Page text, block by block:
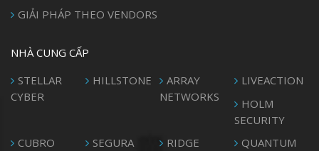
GIẢI PHÁP THEO VENDORS
NHÀ CUNG CẤP
STELLAR
CYBER
HILLSTONE
ARRAY
NETWORKS
LIVEACTION
HOLM
SECURITY
CUBRO
SEGURA
RIDGE
QUANTUM